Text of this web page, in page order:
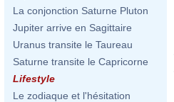
La conjonction Saturne Pluton
Jupiter arrive en Sagittaire
Uranus transite le Taureau
Saturne transite le Capricorne
Lifestyle
Le zodiaque et l'hésitation